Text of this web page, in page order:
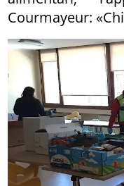
Courmayeur: